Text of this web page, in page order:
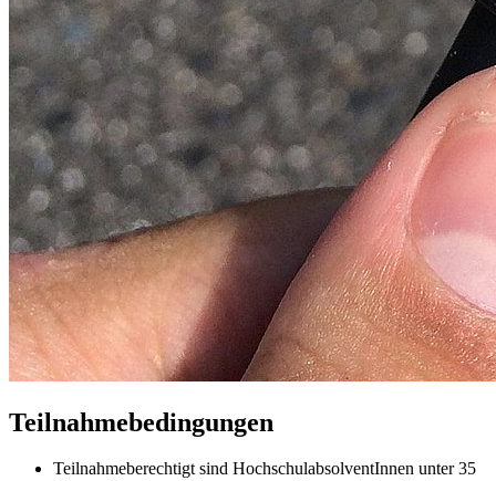
Teilnahmebedingungen
Teilnahmeberechtigt sind HochschulabsolventInnen unter 35